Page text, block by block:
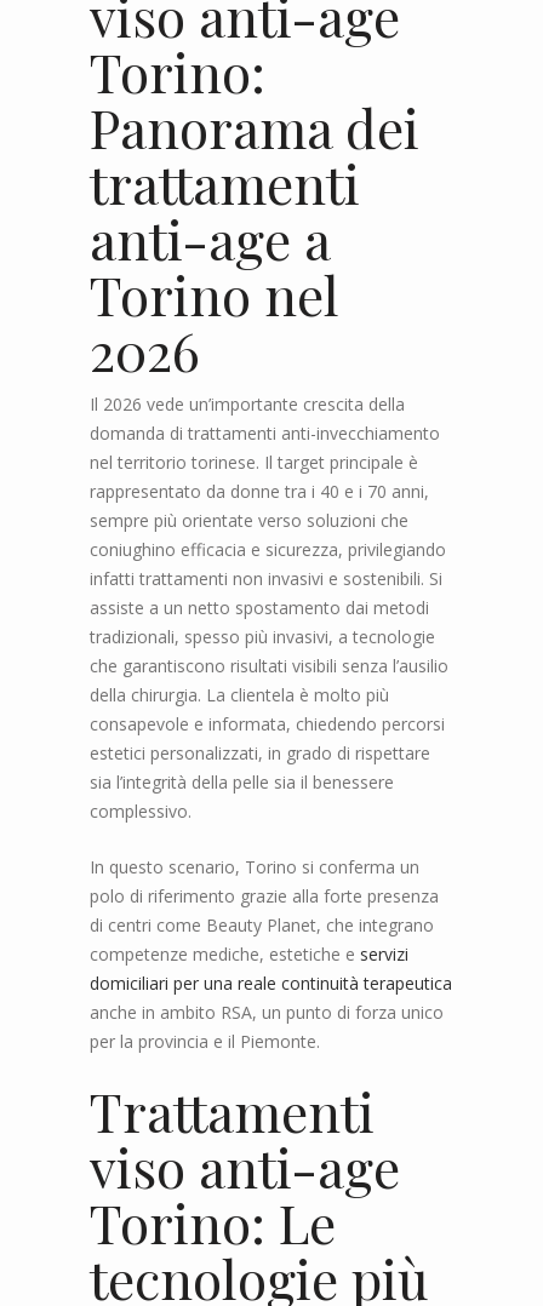
viso anti-age
Torino:
Panorama dei
trattamenti
anti-age a
Torino nel
2026
Il 2026 vede un’importante crescita della
domanda di trattamenti anti-invecchiamento
nel territorio torinese. Il target principale è
rappresentato da donne tra i 40 e i 70 anni,
sempre più orientate verso soluzioni che
coniughino efficacia e sicurezza, privilegiando
infatti trattamenti non invasivi e sostenibili. Si
assiste a un netto spostamento dai metodi
tradizionali, spesso più invasivi, a tecnologie
che garantiscono risultati visibili senza l’ausilio
della chirurgia. La clientela è molto più
consapevole e informata, chiedendo percorsi
estetici personalizzati, in grado di rispettare
sia l’integrità della pelle sia il benessere
complessivo.
In questo scenario, Torino si conferma un
polo di riferimento grazie alla forte presenza
di centri come Beauty Planet, che integrano
competenze mediche, estetiche e servizi
domiciliari per una reale continuità terapeutica
anche in ambito RSA, un punto di forza unico
per la provincia e il Piemonte.
Trattamenti
viso anti-age
Torino: Le
tecnologie più